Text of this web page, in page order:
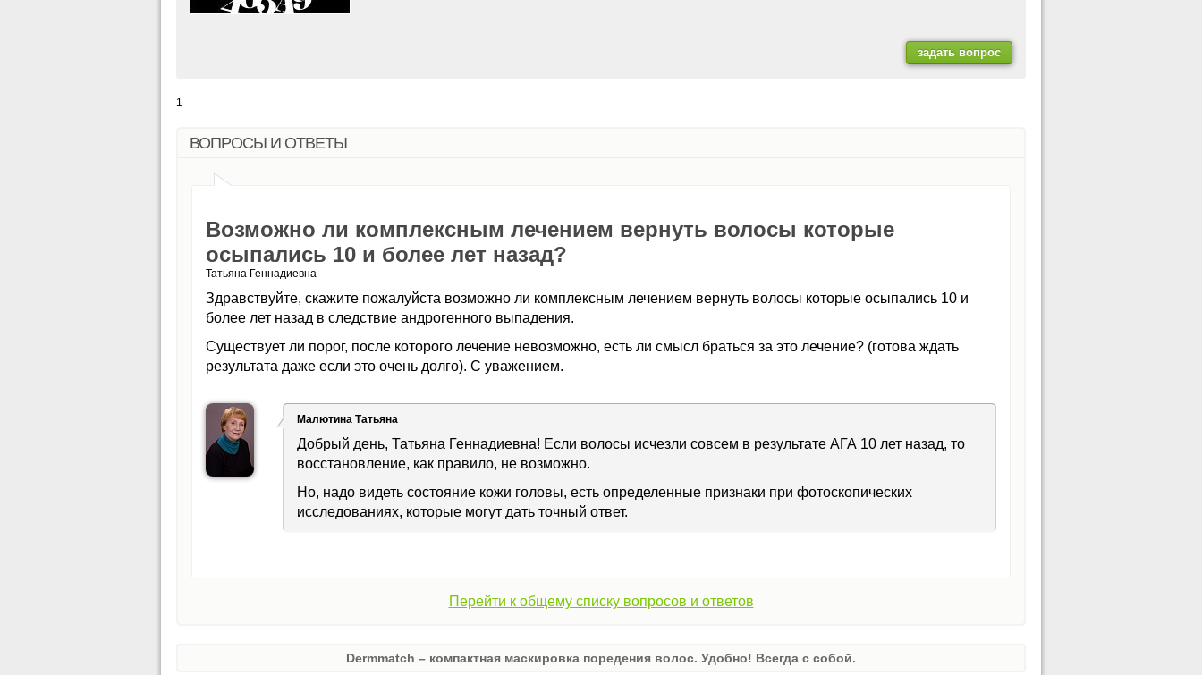
1
ВОПРОСЫ И ОТВЕТЫ
Возможно ли комплексным лечением вернуть волосы которые
осыпались 10 и более лет назад?
Татьяна Геннадиевна
Здравствуйте, скажите пожалуйста возможно ли комплексным лечением вернуть волосы которые осыпались 10 и
более лет назад в следствие андрогенного выпадения.
Существует ли порог, после которого лечение невозможно, есть ли смысл браться за это лечение? (готова ждать
результата даже если это очень долго). С уважением.
Малютина Татьяна
Добрый день, Татьяна Геннадиевна! Если волосы исчезли совсем в результате АГА 10 лет назад, то
восстановление, как правило, не возможно.
Но, надо видеть состояние кожи головы, есть определенные признаки при фотоскопических
исследованиях, которые могут дать точный ответ.
Перейти к общему списку вопросов и ответов
Dermmatch – компактная маскировка поредения волос. Удобно! Всегда с собой.